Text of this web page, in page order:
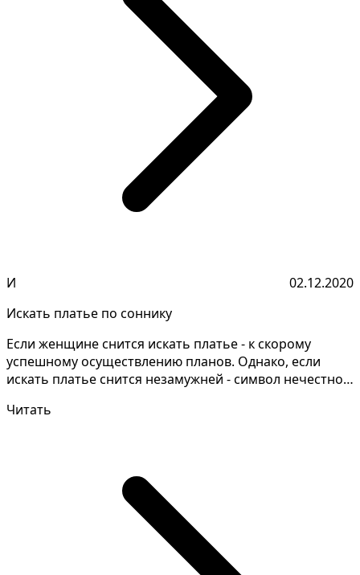
И
02.12.2020
Искать платье по соннику
Если женщине снится искать платье - к скорому
успешному осуществлению планов. Однако, если
искать платье снится незамужней - символ нечестной
Читать